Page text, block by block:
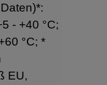
- +40 °C;
°C; *
EU,